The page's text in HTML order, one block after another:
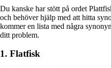
Du kanske har stött på ordet
och behöver hjälp med att hitta
kommer en lista med några
ditt problem.
1. Flatfisk